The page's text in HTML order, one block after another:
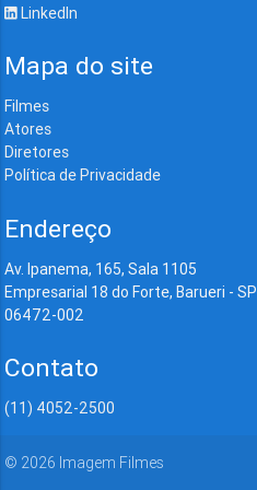
LinkedIn
Mapa do site
Filmes
Atores
Diretores
Política de Privacidade
Endereço
Av. Ipanema, 165, Sala 1105
Empresarial 18 do Forte, Barueri - SP
06472-002
Contato
(11) 4052-2500
© 2026 Imagem Filmes